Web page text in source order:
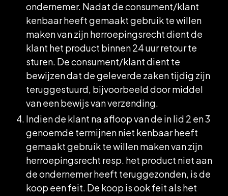
ondernemer. Nadat de consument/klant
kenbaar heeft gemaakt gebruik te willen
maken van zijn herroepingsrecht dient de
klant het product binnen 24 uur retour te
sturen. De consument/klant dient te
bewijzen dat de geleverde zaken tijdig zijn
teruggestuurd, bijvoorbeeld door middel
van een bewijs van verzending.
Indien de klant na afloop van de in lid 2 en 3
genoemde termijnen niet kenbaar heeft
gemaakt gebruik te willen maken van zijn
herroepingsrecht resp. het product niet aan
de ondernemer heeft teruggezonden, is de
koop een feit. De koop is ook feit als het